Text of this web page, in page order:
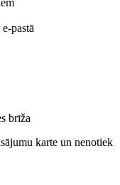
pastā
brīža
karte un nenotiek